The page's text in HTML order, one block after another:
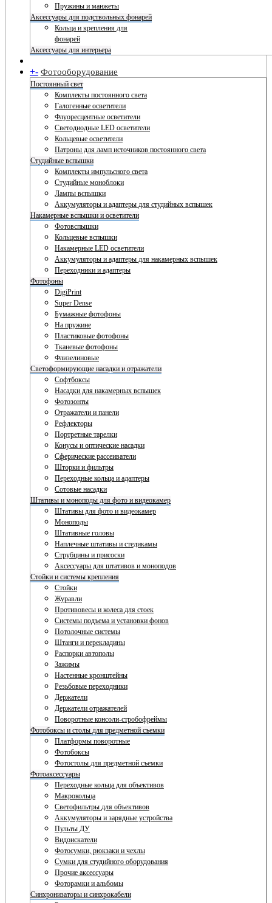
Пружины и манжеты
Аксессуары для подствольных фонарей
Кольца и крепления для
фонарей
Аксессуары для интерьера
+- Фотооборудование
Постоянный свет
Комплекты постоянного света
Галогенные осветители
Флуоресцентные осветители
Светодиодные LED осветители
Кольцевые осветители
Патроны для ламп источников постоянного света
Студийные вспышки
Комплекты импульсного света
Студийные моноблоки
Лампы вспышки
Аккумуляторы и адаптеры для студийных вспышек
Накамерные вспышки и осветители
Фотовспышки
Кольцевые вспышки
Накамерные LED осветители
Аккумуляторы и адаптеры для накамерных вспышек
Переходники и адаптеры
Фотофоны
DigiPrint
Super Dense
Бумажные фотофоны
На пружине
Пластиковые фотофоны
Тканевые фотофоны
Флизелиновые
Светоформирующие насадки и отражатели
Софтбоксы
Насадки для накамерных вспышек
Фотозонты
Отражатели и панели
Рефлекторы
Портретные тарелки
Конусы и оптические насадки
Сферические рассеиватели
Шторки и фильтры
Переходные кольца и адаптеры
Сотовые насадки
Штативы и моноподы для фото и видеокамер
Штативы для фото и видеокамер
Моноподы
Штативные головы
Наплечные штативы и стедикамы
Струбцины и присоски
Аксессуары для штативов и моноподов
Стойки и системы крепления
Стойки
Журавли
Противовесы и колеса для стоек
Системы подъема и установки фонов
Потолочные системы
Штанги и перекладины
Распорки автополы
Зажимы
Настенные кронштейны
Резьбовые переходники
Держатели
Держатели отражателей
Поворотные консоли-стробофреймы
Фотобоксы и столы для предметной съемки
Платформы поворотные
Фотобоксы
Фотостолы для предметной съемки
Фотоаксессуары
Переходные кольца для объективов
Макрокольца
Светофильтры для объективов
Аккумуляторы и зарядные устройства
Пульты ДУ
Видоискатели
Фотосумки, рюкзаки и чехлы
Сумки для студийного оборудования
Прочие аксессуары
Фоторамки и альбомы
Синхронизаторы и синхрокабели